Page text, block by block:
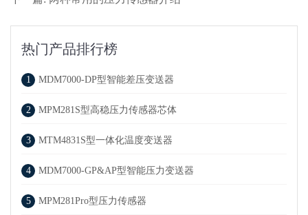
热门产品排行榜
1 MDM7000-DP型智能差压变送器
2 MPM281S型高稳压力传感器芯体
3 MTM4831S型一体化温度变送器
4 MDM7000-GP&AP型智能压力变送器
5 MPM281Pro型压力传感器